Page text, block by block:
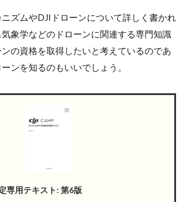
ニズムやDJIドローンについて詳しく書かれ
象学などのドローンに関連する専門知識
の資格を取得したいと考えているのであ
ンを知るのもいいでしょう。
専用テキスト: 第6版